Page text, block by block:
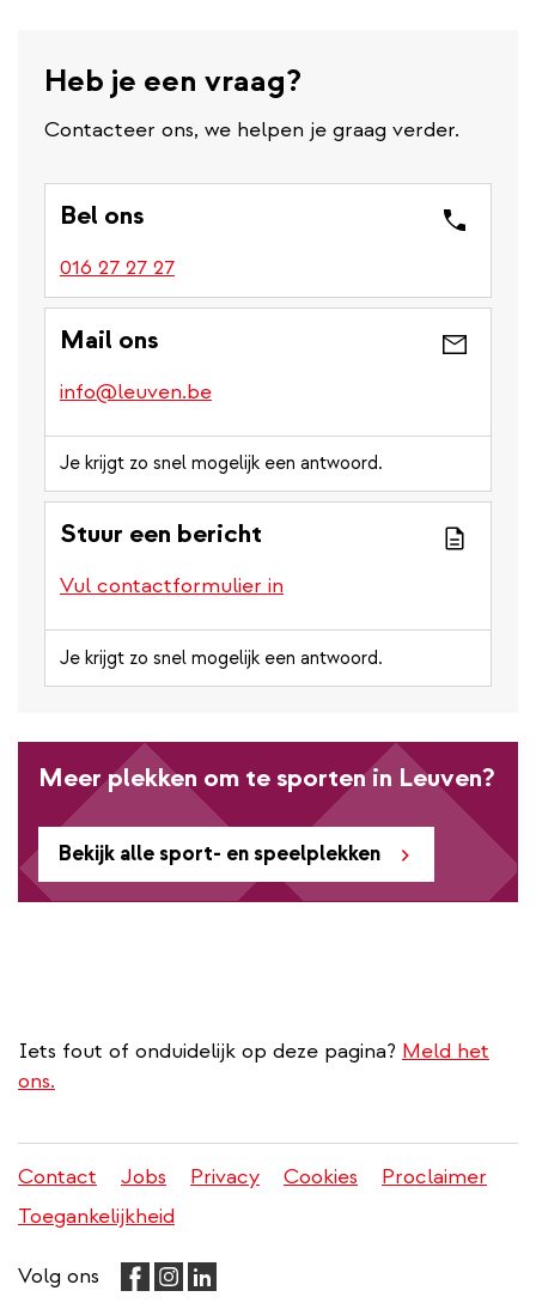
Heb je een vraag?
Contacteer ons, we helpen je graag verder.
Bel ons
016 27 27 27
Mail ons
info@leuven.be
Je krijgt zo snel mogelijk een antwoord.
Stuur een bericht
Vul contactformulier in
Je krijgt zo snel mogelijk een antwoord.
Bekijk alle sport- en speelplekken
Meer plekken om te sporten in Leuven?
Iets fout of onduidelijk op deze pagina? Meld het
ons.
Juridisch
menu
Contact Jobs Privacy Cookies
Proclaimer
Toegankelijkheid
Volg ons